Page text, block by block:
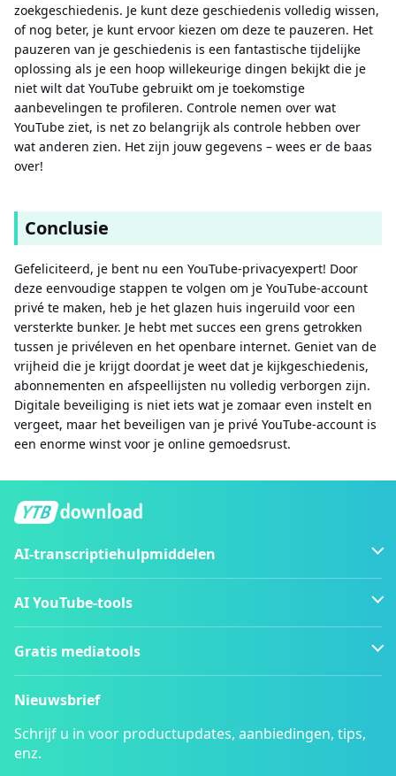
zoekgeschiedenis. Je kunt deze geschiedenis volledig wissen,
of nog beter, je kunt ervoor kiezen om deze te pauzeren. Het
pauzeren van je geschiedenis is een fantastische tijdelijke
oplossing als je een hoop willekeurige dingen bekijkt die je
niet wilt dat YouTube gebruikt om je toekomstige
aanbevelingen te profileren. Controle nemen over wat
YouTube ziet, is net zo belangrijk als controle hebben over
wat anderen zien. Het zijn jouw gegevens – wees er de baas
over!
Conclusie
Gefeliciteerd, je bent nu een YouTube-privacyexpert! Door
deze eenvoudige stappen te volgen om je YouTube-account
privé te maken, heb je het glazen huis ingeruild voor een
versterkte bunker. Je hebt met succes een grens getrokken
tussen je privéleven en het openbare internet. Geniet van de
vrijheid die je krijgt doordat je weet dat je kijkgeschiedenis,
abonnementen en afspeellijsten nu volledig verborgen zijn.
Digitale beveiliging is niet iets wat je zomaar even instelt en
vergeet, maar het beveiligen van je privé YouTube-account is
een enorme winst voor je online gemoedsrust.
AI-transcriptiehulpmiddelen
AI YouTube-tools
Gratis mediatools
Nieuwsbrief
Schrijf u in voor productupdates, aanbiedingen, tips,
enz.